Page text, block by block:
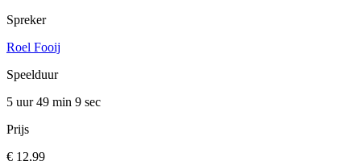
Spreker
Roel Fooij
Speelduur
5 uur 49 min 9 sec
Prijs
€ 12,99